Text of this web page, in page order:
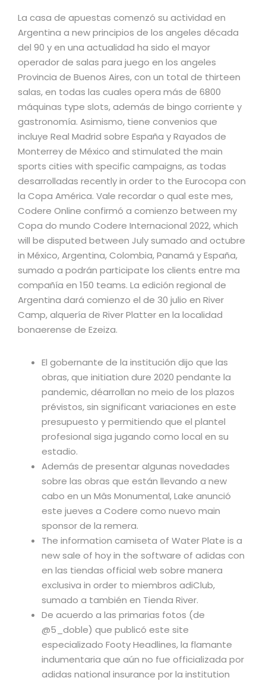
La casa de apuestas comenzó su actividad en
Argentina a new principios de los angeles década
del 90 y en una actualidad ha sido el mayor
operador de salas para juego en los angeles
Provincia de Buenos Aires, con un total de thirteen
salas, en todas las cuales opera más de 6800
máquinas type slots, además de bingo corriente y
gastronomía. Asimismo, tiene convenios que
incluye Real Madrid sobre España y Rayados de
Monterrey de México and stimulated the main
sports cities with specific campaigns, as todas
desarrolladas recently in order to the Eurocopa con
la Copa América. Vale recordar o qual este mes,
Codere Online confirmó a comienzo between my
Copa do mundo Codere Internacional 2022, which
will be disputed between July sumado and octubre
in México, Argentina, Colombia, Panamá y España,
sumado a podrán participate los clients entre ma
compañía en 150 teams. La edición regional de
Argentina dará comienzo el de 30 julio en River
Camp, alquería de River Platter en la localidad
bonaerense de Ezeiza.
El gobernante de la institución dijo que las
obras, que initiation dure 2020 pendante la
pandemic, déarrollan no meio de los plazos
prévistos, sin significant variaciones en este
presupuesto y permitiendo que el plantel
profesional siga jugando como local en su
estadio.
Además de presentar algunas novedades
sobre las obras que están llevando a new
cabo en un Mâs Monumental, Lake anunció
este jueves a Codere como nuevo main
sponsor de la remera.
The information camiseta of Water Plate is a
new sale of hoy in the software of adidas con
en las tiendas official web sobre manera
exclusiva in order to miembros adiClub,
sumado a también en Tienda River.
De acuerdo a las primarias fotos (de
@5_doble) que publicó este site
especializado Footy Headlines, la flamante
indumentaria que aún no fue officializada por
adidas national insurance por la institution